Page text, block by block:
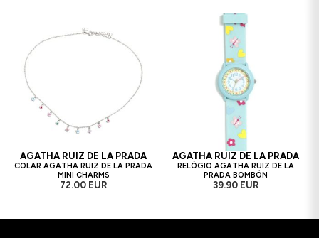
AGATHA RUIZ DE LA PRADA
COLAR AGATHA RUIZ DE LA PRADA
MINI CHARMS
72.00 EUR
AGATHA RUIZ DE LA PRADA
RELÓGIO AGATHA RUIZ DE LA
PRADA BOMBÓN
39.90 EUR